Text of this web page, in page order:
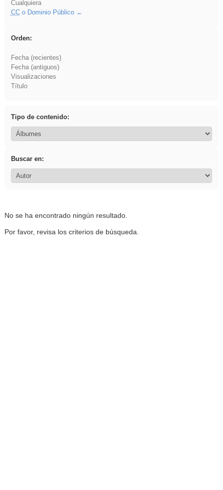
Cualquiera
CCo Dominio Público
Orden:
Fecha (recientes)
Fecha (antiguos)
Visualizaciones
Título
Tipo de contenido:
Buscar en:
No se ha encontrado ningún resultado.
Por favor, revisa los criterios de búsqueda.